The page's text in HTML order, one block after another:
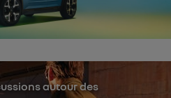
autour des